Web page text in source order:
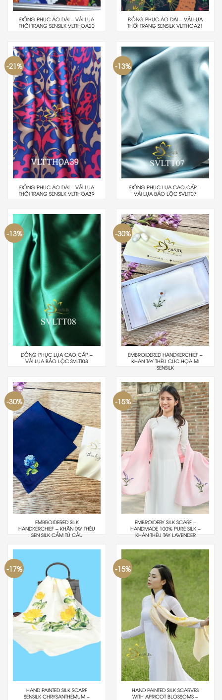
ĐỒNG PHỤC ÁO DÀI – VẢI LỤA
THỜI TRANG SENSILK VLTTHOA20
ĐỒNG PHỤC ÁO DÀI – VẢI LỤA
THỜI TRANG SENSILK VLTTHOA21
-21%
ĐỒNG PHỤC ÁO DÀI – VẢI LỤA
THỜI TRANG SENSILK VLTTHOA39
-13%
ĐỒNG PHỤC LỤA CAO CẤP –
VẢI LỤA BẢO LỘC SVLTT07
-13%
ĐỒNG PHỤC LỤA CAO CẤP –
VẢI LỤA BẢO LỘC SVLTT08
-30%
EMBROIDERED HANDKERCHIEF –
KHĂN TAY THÊU CÚC HỌA MI
SENSILK
-30%
EMBROIDERED SILK
HANDKERCHIEF – KHĂN TAY THÊU
SEN SILK CẨM TÚ CẦU
-15%
EMBROIDERY SILK SCARF –
HANDMADE 100% PURE SILK –
KHĂN THÊU TAY LAVENDER
-17%
HAND PAINTED SILK SCARF
SENSILK CHRYSANTHEMUM –
-15%
HAND PAINTED SILK SCARVES
WITH APRICOT BLOSSOMS –